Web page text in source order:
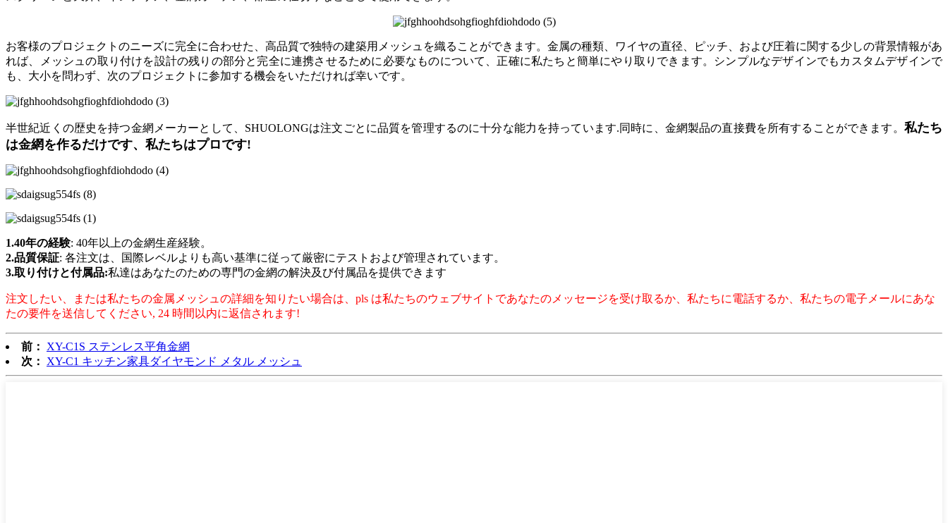
お客様のプロジェクトのニーズに完全に合わせた、高品質で独特の建築用メッシュを織ることができます。金属の種類、ワイヤの直径、ピッチ、および圧着に関する少しの背景情報があ
れば、メッシュの取り付けを設計の残りの部分と完全に連携させるために必要なものについて、正確に私たちと簡単にやり取りできます。シンプルなデザインでもカスタムデザインで
も、大小を問わず、次のプロジェクトに参加する機会をいただければ幸いです。
半世紀近くの歴史を持つ金網メーカーとして、SHUOLONGは注文ごとに品質を管理するのに十分な能力を持っています.同時に、金網製品の直接費を所有することができます。 私たち
は金網を作るだけです、私たちはプロです!
1.40年の経験: 40年以上の金網生産経験。
2.品質保証: 各注文は、国際レベルよりも高い基準に従って厳密にテストおよび管理されています。
3.取り付けと付属品:私達はあなたのための専門の金網の解決及び付属品を提供できます
注文したい、または私たちの金属メッシュの詳細を知りたい場合は、pls は私たちのウェブサイトであなたのメッセージを受け取るか、私たちに電話するか、私たちの電子メールにあな
たの要件を送信してください, 24 時間以内に返信されます!
前：
XY-C1S ステンレス平角金網
次：
XY-C1 キッチン家具ダイヤモンド メタル メッシュ